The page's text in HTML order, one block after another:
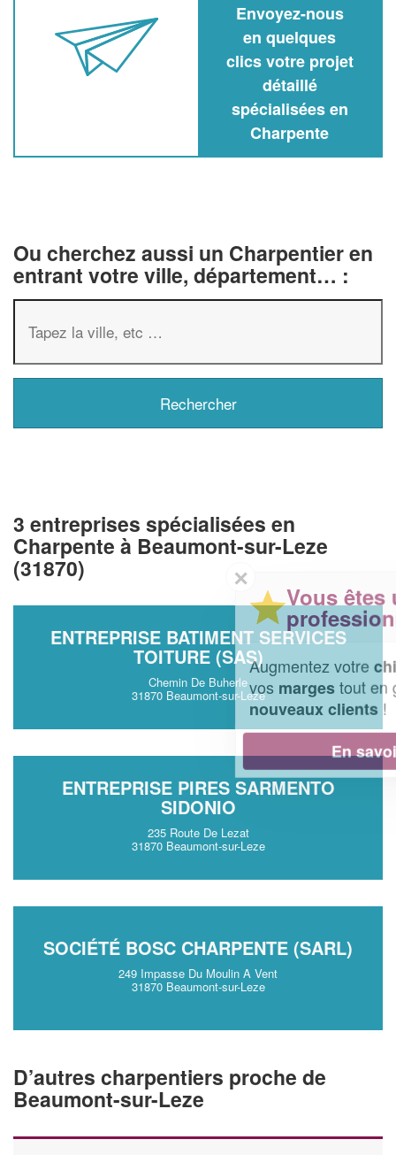
Envoyez-nous
en quelques
clics votre projet
détaillé
spécialisées en
Charpente
Ou cherchez aussi un Charpentier en
entrant votre ville, département… :
3 entreprises spécialisées en
Charpente à Beaumont-sur-Leze
(31870)
ENTREPRISE BATIMENT SERVICES
TOITURE (SAS)
Chemin De Buherle
31870 Beaumont-sur-Leze
ENTREPRISE PIRES SARMENTO
SIDONIO
235 Route De Lezat
31870 Beaumont-sur-Leze
SOCIÉTÉ BOSC CHARPENTE (SARL)
249 Impasse Du Moulin A Vent
31870 Beaumont-sur-Leze
D’autres charpentiers proche de
Beaumont-sur-Leze
Vous êtes un
professionnel ?
Augmentez votrechiffre d'affaireset
vosmargestout en gagnant de
!
En savoir plus